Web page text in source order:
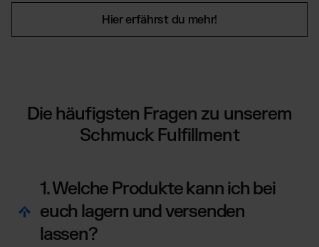
Hier erfährst du mehr!
Die häufigsten Fragen zu unserem
Schmuck Fulfillment
1. Welche Produkte kann ich bei
euch lagern und versenden
lassen?